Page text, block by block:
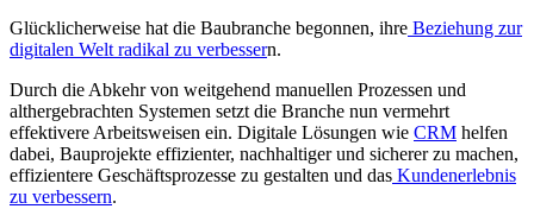
Glücklicherweise hat die Baubranche begonnen, ihre Beziehung zur
digitalen Welt radikal zu verbessern.
Durch die Abkehr von weitgehend manuellen Prozessen und
althergebrachten Systemen setzt die Branche nun vermehrt
effektivere Arbeitsweisen ein. Digitale Lösungen wie CRM helfen
dabei, Bauprojekte effizienter, nachhaltiger und sicherer zu machen,
effizientere Geschäftsprozesse zu gestalten und das Kundenerlebnis
zu verbessern.